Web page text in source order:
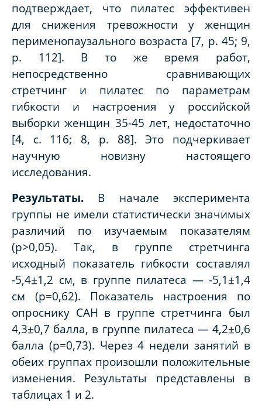
подтверждает, что пилатес эффективен
для снижения тревожности у женщин
перименопаузального возраста [7, p. 45; 9,
p. 112]. В то же время работ,
непосредственно сравнивающих
стретчинг и пилатес по параметрам
гибкости и настроения у российской
выборки женщин 35-45 лет, недостаточно
[4, с. 116; 8, p. 88]. Это подчеркивает
научную новизну настоящего
исследования.
Результаты. В начале эксперимента
группы не имели статистически значимых
различий по изучаемым показателям
(p>0,05). Так, в группе стретчинга
исходный показатель гибкости составлял
-5,4±1,2 см, в группе пилатеса — -5,1±1,4
см (p=0,62). Показатель настроения по
опроснику САН в группе стретчинга был
4,3±0,7 балла, в группе пилатеса — 4,2±0,6
балла (p=0,73). Через 4 недели занятий в
обеих группах произошли положительные
изменения. Результаты представлены в
таблицах 1 и 2.